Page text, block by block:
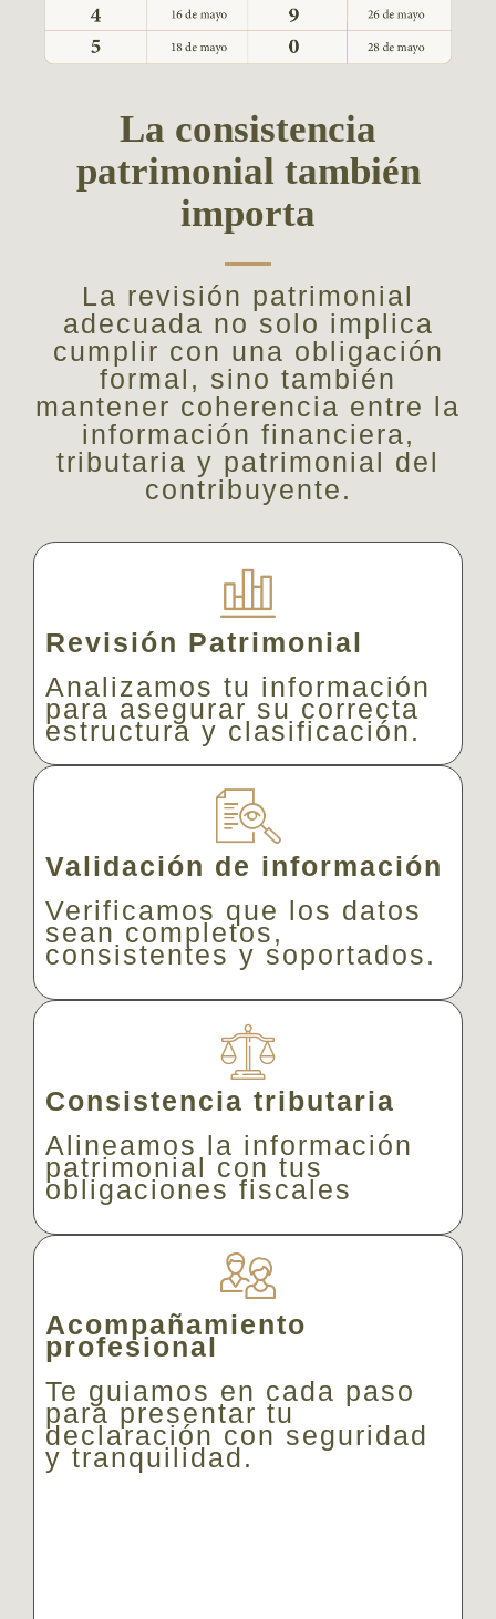
La consistencia
patrimonial también
importa
La revisión patrimonial
adecuada no solo implica
cumplir con una obligación
formal, sino también
mantener coherencia entre la
información financiera,
tributaria y patrimonial del
contribuyente.
Revisión Patrimonial
Analizamos tu información
para asegurar su correcta
estructura y clasificación.
Validación de información
Verificamos que los datos
sean completos,
consistentes y soportados.
Consistencia tributaria
Alineamos la información
patrimonial con tus
obligaciones fiscales
Acompañamiento
profesional
Te guiamos en cada paso
para presentar tu
declaración con seguridad
y tranquilidad.